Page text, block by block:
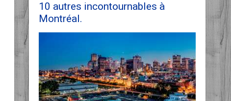
10 autres incontournables à
Montréal.